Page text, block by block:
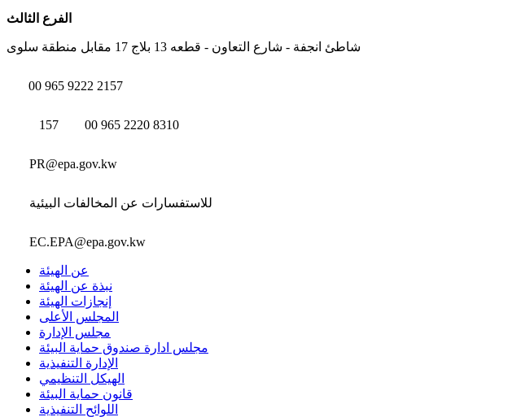
الفرع الثالث
شاطئ انجفة - شارع التعاون - قطعه 13 بلاج 17 مقابل منطقة سلوى
00 965 9222 2157
157 00 965 2220 8310
PR@epa.gov.kw
للاستفسارات عن المخالفات البيئية
EC.EPA@epa.gov.kw
عن الهيئة
نبذة عن الهيئة
إنجازات الهيئة
المجلس الأعلى
مجلس الإدارة
مجلس ادارة صندوق حماية البيئة
الإدارة التنفيذية
الهيكل التنظيمي
قانون حماية البيئة
اللوائح التنفيذية